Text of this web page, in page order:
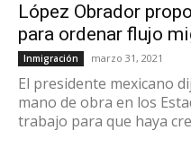
López Obrador
para ordenar flujo
Inmigración marzo 31, 2021
El presidente mexicano
mano de obra en los
trabajo para que haya